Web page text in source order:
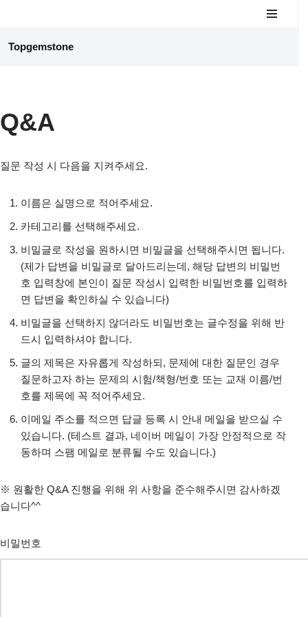
너
뛰
Topgemstone
Q&A
질문 작성 시 다음을 지켜주세요.
이름은 실명으로 적어주세요.
카테고리를 선택해주세요.
비밀글로 작성을 원하시면 비밀글을 선택해주시면 됩니다.
(제가 답변을 비밀글로 달아드리는데, 해당 답변의 비밀번
호 입력창에 본인이 질문 작성시 입력한 비밀번호를 입력하
면 답변을 확인하실 수 있습니다)
비밀글을 선택하지 않더라도 비밀번호는 글수정을 위해 반
드시 입력하셔야 합니다.
글의 제목은 자유롭게 작성하되, 문제에 대한 질문인 경우
질문하고자 하는 문제의 시험/책형/번호 또는 교재 이름/번
호를 제목에 꼭 적어주세요.
이메일 주소를 적으면 답글 등록 시 안내 메일을 받으실 수
있습니다. (테스트 결과, 네이버 메일이 가장 안정적으로 작
동하며 스팸 메일로 분류될 수도 있습니다.)
※ 원활한 Q&A 진행을 위해 위 사항을 준수해주시면 감사하겠
습니다^^
비밀번호